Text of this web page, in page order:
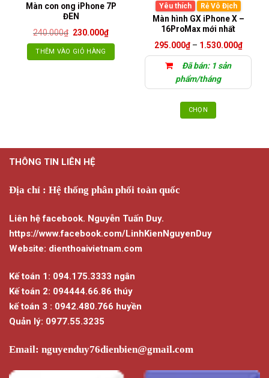
Màn con ong iPhone 7P
ĐEN
240.000₫ Giá
là:
240.000₫.
230.000₫Giá
tại
230.000₫.
THÊM VÀO GIỎ HÀNG
Yêu thích Rẻ Vô Địch
Màn hình GX iPhone X –
16ProMax mới nhất
295.000₫ – 1.530.000₫Khoảng
giá:
từ
Đã bán: 1 sản
phẩm/tháng
CHỌN
này
chọn
THÔNG TIN LIÊN HỆ
Địa chỉ : Hệ thống phân phối toàn quốc
Liên hệ facebook. Nguyễn Tuấn Duy.
https://www.facebook.com/LinhKienNguyenDuy
Website: dienthoaivietnam.com
Kế toán 1: 094.175.3333 ngân
Kế toán 2: 094444.66.86 thúy
kế toán 3 : 0942.480.766 huyền
Quản lý: 0977.55.3235
Email: nguyenduy76dienbien@gmail.com